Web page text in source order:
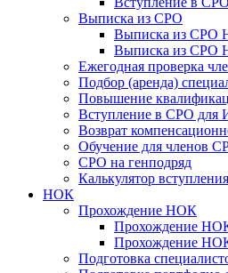
Выписка из СРО
Выписка из СРО
Выписка из
Ежегодная проверка
Подбор (аренда)
Повышение
Вступление в СРО для
Возврат
Обучение для членов
СРО на генподряд
Калькулятор
НОК
Прохождение НОК
Прохождение
Прохождение
Подготовка